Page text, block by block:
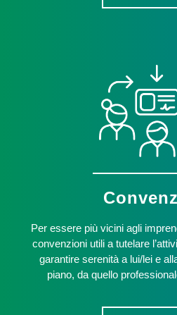
Per essere più vicini agli
convenzioni utili a tutelare
garantire serenità a lui/lei e
piano, da quello